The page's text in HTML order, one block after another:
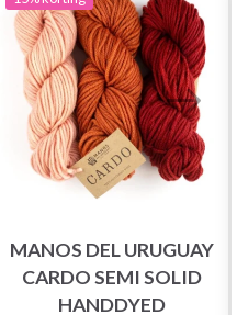
MANOS DEL URUGUAY
CARDO SEMI SOLID
HANDDYED